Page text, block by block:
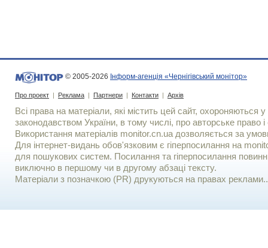
© 2005-2026 Інформ-агенція «Чернігівський монітор»
Про проект | Реклама | Партнери | Контакти | Архів
Всі права на матеріали, які містить цей сайт, охороняються у
законодавством України, в тому числі, про авторське право і
Використання матерiалiв monitor.cn.ua дозволяється за
Для iнтернет-видань обов'язковим є гiперпосилання на
для пошукових систем. Посилання та гіперпосилання
виключно в першому чи в другому абзаці тексту.
Матеріали з позначкою (PR) друкуються на правах реклами..